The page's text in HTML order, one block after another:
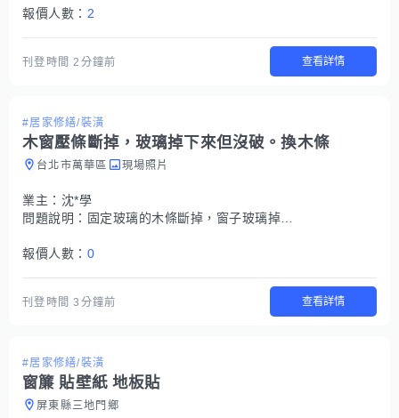
報價人數： 2
刊登時間2分鐘前 查看詳情
#居家修繕/裝潢
木窗壓條斷掉，玻璃掉下來但沒破。換木條
台北市萬華區 現場照片
業主： 沈*學
問題說明： 固定玻璃的木條斷掉，窗子玻璃掉下來但沒破
報價人數： 0
刊登時間3分鐘前 查看詳情
#居家修繕/裝潢
窗簾 貼壁紙 地板貼
屏東縣三地門鄉